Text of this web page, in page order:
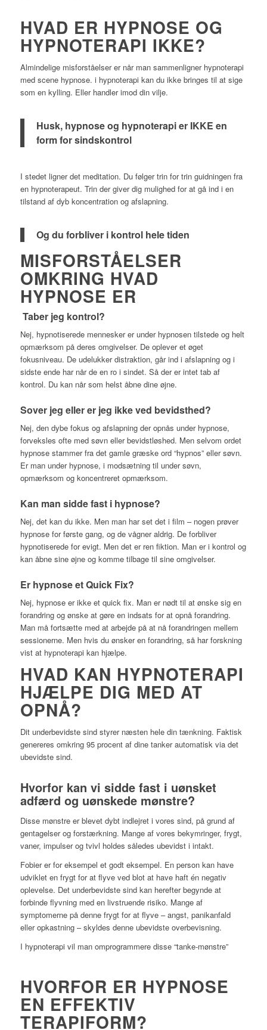
HVAD ER HYPNOSE OG
HYPNOTERAPI IKKE?
Almindelige misforståelser er når man sammenligner hypnoterapi
med scene hypnose. i hypnoterapi kan du ikke bringes til at sige
som en kylling. Eller handler imod din vilje.
Husk, hypnose og hypnoterapi er IKKE en
form for sindskontrol
I stedet ligner det meditation. Du følger trin for trin guidningen fra
en hypnoterapeut. Trin der giver dig mulighed for at gå ind i en
tilstand af dyb koncentration og afslapning.
Og du forbliver i kontrol hele tiden
MISFORSTÅELSER
OMKRING HVAD
HYPNOSE ER
Taber jeg kontrol?
Nej, hypnotiserede mennesker er under hypnosen tilstede og helt
opmærksom på deres omgivelser. De oplever et øget
fokusniveau. De udelukker distraktion, går ind i afslapning og i
sidste ende har når de en ro i sindet. Så der er intet tab af
kontrol. Du kan når som helst åbne dine øjne.
Sover jeg eller er jeg ikke ved bevidsthed?
Nej, den dybe fokus og afslapning der opnås under hypnose,
forveksles ofte med søvn eller bevidstløshed. Men selvom ordet
hypnose stammer fra det gamle græske ord “hypnos” eller søvn.
Er man under hypnose, i modsætning til under søvn,
opmærksom og koncentreret opmærksom.
Kan man sidde fast i hypnose?
Nej, det kan du ikke. Men man har set det i film – nogen prøver
hypnose for første gang, og de vågner aldrig. De forbliver
hypnotiserede for evigt. Men det er ren fiktion. Man er i kontrol og
kan åbne sine øjne og komme tilbage til sine omgivelser.
Er hypnose et Quick Fix?
Nej, hypnose er ikke et quick fix. Man er nødt til at ønske sig en
forandring og ønske at gøre en indsats for at opnå forandring.
Man må fortsætte med at arbejde på at nå forandringen mellem
sessionerne. Men hvis du ønsker en forandring, så har forskning
vist at hypnoterapi kan hjælpe.
HVAD KAN HYPNOTERAPI
HJÆLPE DIG MED AT
OPNÅ?
Dit underbevidste sind styrer næsten hele din tænkning. Faktisk
genereres omkring 95 procent af dine tanker automatisk via det
ubevidste sind.
Hvorfor kan vi sidde fast i uønsket
adfærd og uønskede mønstre?
Disse mønstre er blevet dybt indlejret i vores sind, på grund af
gentagelser og forstærkning. Mange af vores bekymringer, frygt,
vaner, impulser og tvivl holdes således ubevidst i intakt.
Fobier er for eksempel et godt eksempel. En person kan have
udviklet en frygt for at flyve ved blot at have haft én negativ
oplevelse. Det underbevidste sind kan herefter begynde at
forbinde flyvning med en livstruende risiko. Mange af
symptomerne på denne frygt for at flyve – angst, panikanfald
eller opkastning – skyldes denne ubevidste overbevisning.
I hypnoterapi vil man omprogrammere disse “tanke-mønstre”
HVORFOR ER HYPNOSE
EN EFFEKTIV
TERAPIFORM?